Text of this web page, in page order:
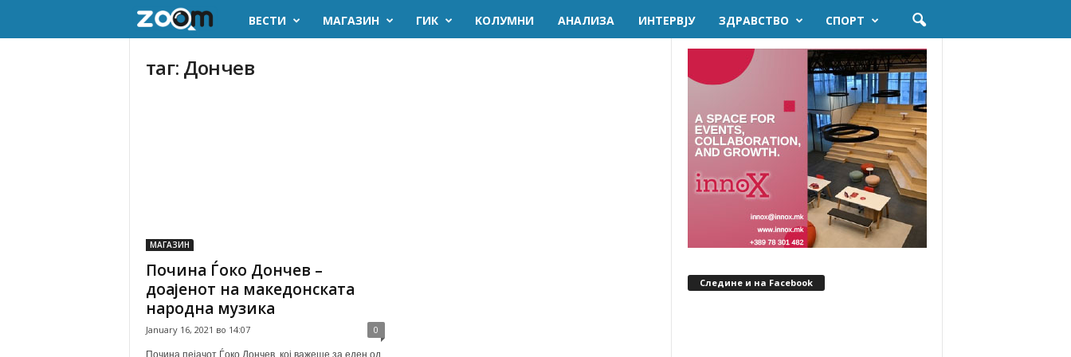
ВЕСТИ МАГАЗИН ГИК KОЛУМНИ AНАЛИЗА ИНТЕРВЈУ ЗДРАВСТВО СПОРТ
таг: Дончев
МАГАЗИН
Почина Ѓоко Дончев –
доајенот на македонската
народна музика
January 16, 2021 во 14:07 0
Почина пејачот Ѓоко Дончев, кој важеше за еден од
Следине и на Facebook